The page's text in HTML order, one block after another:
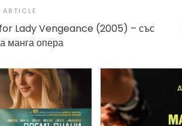
Lady Vengeance (2005) – със
манга опера